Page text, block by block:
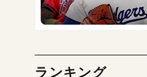
ランキング